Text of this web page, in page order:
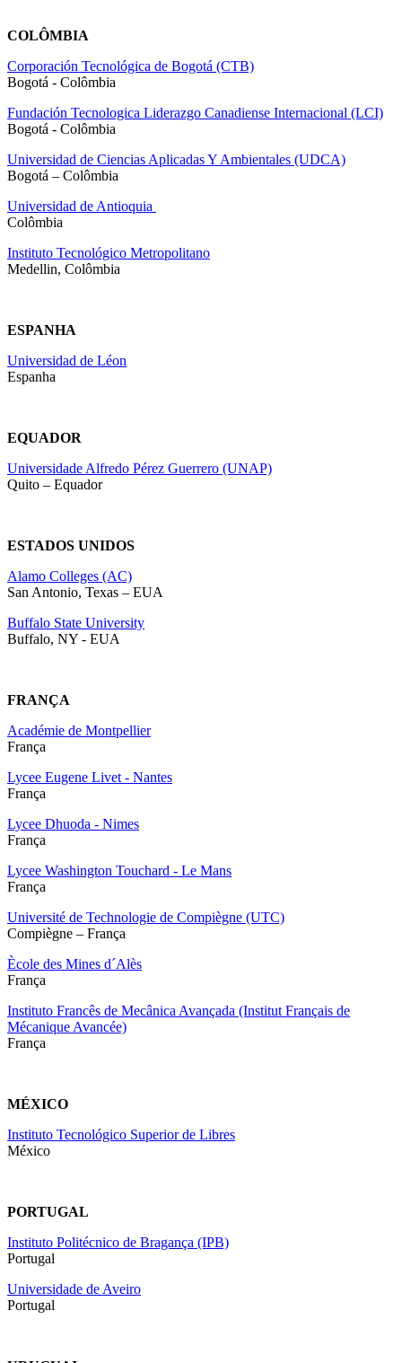
COLÔMBIA
Corporación Tecnológica de Bogotá (CTB)
Bogotá - Colômbia
Fundación Tecnologica Liderazgo Canadiense Internacional (LCI)
Bogotá - Colômbia
Universidad de Ciencias Aplicadas Y Ambientales (UDCA)
Bogotá – Colômbia
Universidad de Antioquia
Colômbia
Instituto Tecnológico Metropolitano
Medellin, Colômbia
ESPANHA
Universidad de Léon
Espanha
EQUADOR
Universidade Alfredo Pérez Guerrero (UNAP)
Quito – Equador
ESTADOS UNIDOS
Alamo Colleges (AC)
San Antonio, Texas – EUA
Buffalo State University
Buffalo, NY - EUA
FRANÇA
Académie de Montpellier
França
Lycee Eugene Livet - Nantes
França
Lycee Dhuoda - Nimes
França
Lycee Washington Touchard - Le Mans
França
Université de Technologie de Compiègne (UTC)
Compiègne – França
Ècole des Mines d´Alès
França
Instituto Francês de Mecânica Avançada (Institut Français de
Mécanique Avancée)
França
MÉXICO
Instituto Tecnológico Superior de Libres
México
PORTUGAL
Instituto Politécnico de Bragança (IPB)
Portugal
Universidade de Aveiro
Portugal